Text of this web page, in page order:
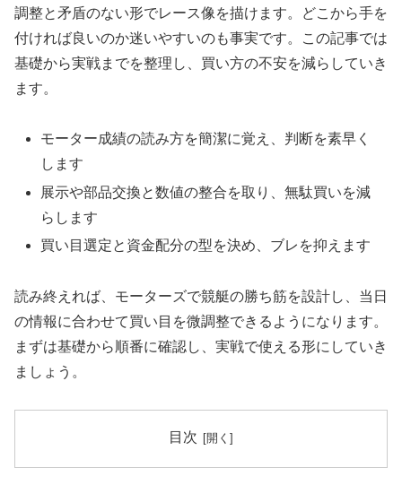
調整と矛盾のない形でレース像を描けます。どこから手を
付ければ良いのか迷いやすいのも事実です。この記事では
基礎から実戦までを整理し、買い方の不安を減らしていき
ます。
モーター成績の読み方を簡潔に覚え、判断を素早く
します
展示や部品交換と数値の整合を取り、無駄買いを減
らします
買い目選定と資金配分の型を決め、ブレを抑えます
読み終えれば、モーターズで競艇の勝ち筋を設計し、当日
の情報に合わせて買い目を微調整できるようになります。
まずは基礎から順番に確認し、実戦で使える形にしていき
ましょう。
目次